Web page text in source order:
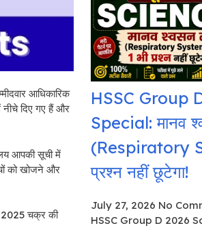
आधिकारिक
दिए गए हैं और
आपकी सूची में
को खोजने और
2025 चक्र की
HSSC Group
Special: मानव
(Respiratory
प्रश्न नहीं छूटेगा!
July 27, 2026 No
HSSC Group D 2026